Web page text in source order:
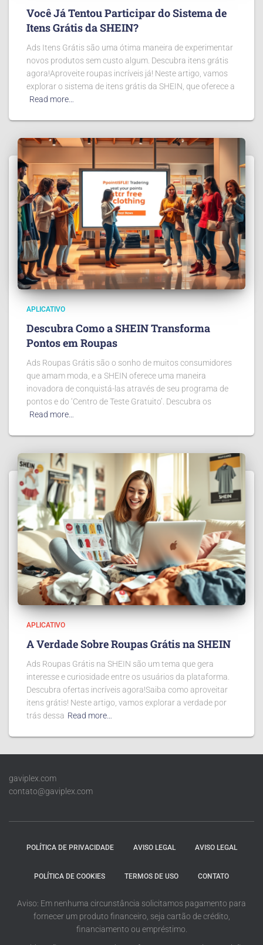
Você Já Tentou Participar do Sistema de
Itens Grátis da SHEIN?
Ads Itens Grátis são uma ótima maneira de experimentar
novos produtos sem custo algum. Descubra itens grátis
agora!Aproveite roupas incríveis já! Neste artigo, vamos
explorar o sistema de itens grátis da SHEIN, que oferece a
Read more…
APLICATIVO
Descubra Como a SHEIN Transforma
Pontos em Roupas
Ads Roupas Grátis são o sonho de muitos consumidores
que amam moda, e a SHEIN oferece uma maneira
inovadora de conquistá-las através de seu programa de
pontos e do ‘Centro de Teste Gratuito’. Descubra os
Read more…
APLICATIVO
A Verdade Sobre Roupas Grátis na SHEIN
Ads Roupas Grátis na SHEIN são um tema que gera
interesse e curiosidade entre os usuários da plataforma.
Descubra ofertas incríveis agora!Saiba como aproveitar
itens grátis! Neste artigo, vamos explorar a verdade por
trás dessa Read more…
gaviplex.com
contato@gaviplex.com
POLÍTICA DE PRIVACIDADE AVISO LEGAL AVISO LEGAL
POLÍTICA DE COOKIES TERMOS DE USO CONTATO
Aviso: Em nenhuma circunstância solicitamos pagamento para
fornecer um produto financeiro, seja cartão de crédito,
financiamento ou empréstimo.